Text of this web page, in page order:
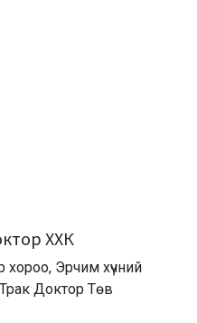
ХХК
хороо, Эрчим хүчний
Доктор Төв